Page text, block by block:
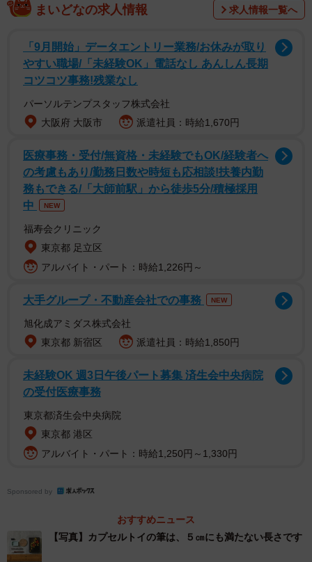
写真を見たTwitterユーザーは「プロすごいー」「美しす
ぎます！」「スゴ技！」「さすがです」と絶賛。3.6万以上
のいいねがつき、現在も拡散は続いています。
プロも心動く「これはぜひとも試してみたい」
今回使用したミニチュアは、Jドリームが7月に発売した
カプセルトイ「ミニチュア習字セット」（1つ200円）の最
4弾となる人気商品です。
蒼喬さんに話を聞きました。
ーー「ミニチュア習字セット」は職業柄、試そうと。
「職業柄というのもありますが、元は私の知人がSNSで
『こんなガチャ見つけて、使えるらしいんだけど、これで
蒼喬さんに字書いて欲しい…』と発言したのをたまたま目
るとは知らなかったので、これはぜひとも試してみたいと
の感情がわき、作品を書くに至りました」
「ありがたいことに、20年近く書道を続けてきました。
多くの道具に触れてきましたが、その中でもこのミニ習字
セットは、見た目もとてもかわいらしく、とてもなじみや
まいどなの求人情報 求人情報一覧へ
「9月開始」データエントリー業務/お休みが取り
やすい職場/「未経験OK」電話なし あんしん長期
コツコツ事務!残業なし
パーソルテンプスタッフ株式会社
大阪府 大阪市
派遣社員：時給1,670円
医療事務・受付/無資格・未経験でもOK/経験者へ
の考慮もあり/勤務日数や時短も応相談!扶養内勤
務もできる/「大師前駅」から徒歩5分/積極採用
中
NEW
福寿会クリニック
東京都 足立区
アルバイト・パート：時給1,226円～
大手グループ・不動産会社での事務 NEW
旭化成アミダス株式会社
東京都 新宿区
派遣社員：時給1,850円
未経験OK 週3日午後パート募集 済生会中央病院
の受付医療事務
東京都済生会中央病院
東京都 港区
アルバイト・パート：時給1,250円～1,330円
Sponsored by
おすすめニュース
【写真】カプセルトイの筆は、５㎝にも満たない長さです